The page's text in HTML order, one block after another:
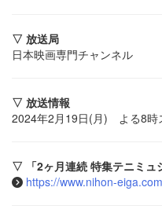
▽ 放送局
日本映画専門チャンネル
▽ 放送情報
2024年2月19日(月) よる8時
▽ 「2ヶ月連続 特集テニミュ
https://www.nihon-